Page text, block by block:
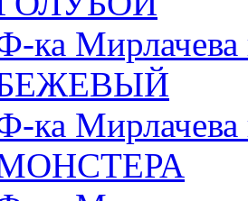
ка
ка